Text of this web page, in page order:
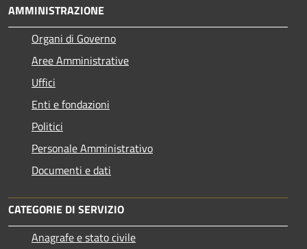
AMMINISTRAZIONE
Organi di Governo
Aree Amministrative
Uffici
Enti e fondazioni
Politici
Personale Amministrativo
Documenti e dati
CATEGORIE DI SERVIZIO
Anagrafe e stato civile